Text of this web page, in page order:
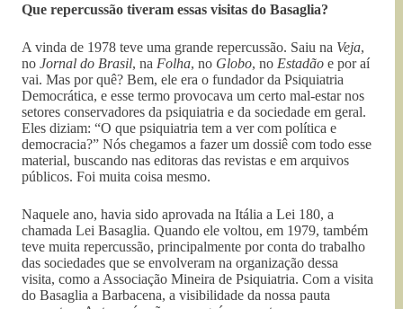
Que repercussão tiveram essas visitas do Basaglia?
A vinda de 1978 teve uma grande repercussão. Saiu na Veja,
no Jornal do Brasil, na Folha, no Globo, no Estadão e por aí
vai. Mas por quê? Bem, ele era o fundador da Psiquiatria
Democrática, e esse termo provocava um certo mal-estar nos
setores conservadores da psiquiatria e da sociedade em geral.
Eles diziam: “O que psiquiatria tem a ver com política e
democracia?” Nós chegamos a fazer um dossiê com todo esse
material, buscando nas editoras das revistas e em arquivos
públicos. Foi muita coisa mesmo.
Naquele ano, havia sido aprovada na Itália a Lei 180, a
chamada Lei Basaglia. Quando ele voltou, em 1979, também
teve muita repercussão, principalmente por conta do trabalho
das sociedades que se envolveram na organização dessa
visita, como a Associação Mineira de Psiquiatria. Com a visita
do Basaglia a Barbacena, a visibilidade da nossa pauta